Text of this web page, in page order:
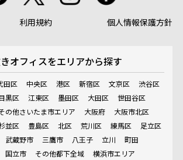
利用規約 個人情報保護方針
オフィスをエリアから探す
田区 中央区 港区 新宿区 文京区
渋谷区
黒区 江東区 墨田区 大田区
世田谷区
の他さいたま市エリア 大阪府
大阪市北区
並区 豊島区 北区 荒川区 練馬区
足立区
武蔵野市 三鷹市 八王子 立川
町田
国立市 その他都下全域
横浜市エリア